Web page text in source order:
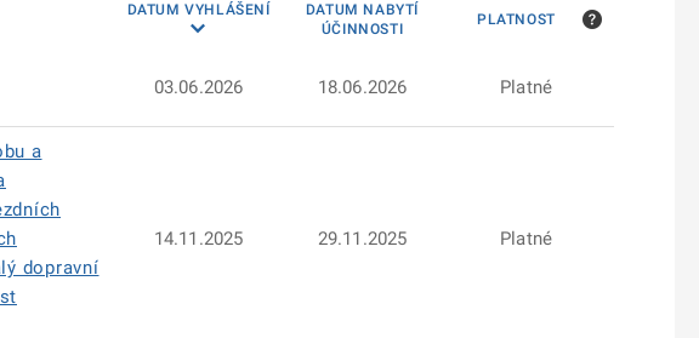
DATUM VYHLÁŠENÍ
DATUM NABYTÍ
ÚČINNOSTI
PLATNOST
03.06.2026 18.06.2026 Platné
a
dopravní
14.11.2025 29.11.2025 Platné